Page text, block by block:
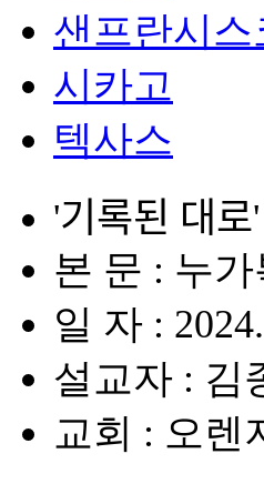
샌프란시스
시카고
텍사스
'기록된
본 문 : 누가
일 자 :
설교자 : 김
교회 : 오렌